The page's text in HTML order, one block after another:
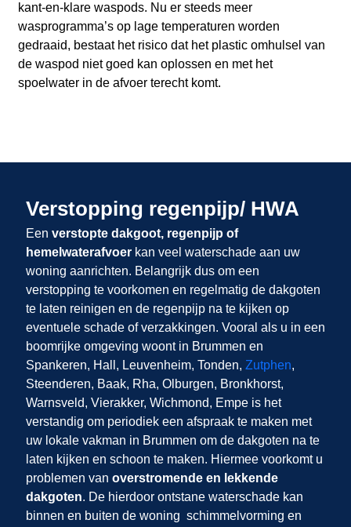
kant-en-klare waspods. Nu er steeds meer
wasprogramma’s op lage temperaturen worden
gedraaid, bestaat het risico dat het plastic omhulsel van
de waspod niet goed kan oplossen en met het
spoelwater in de afvoer terecht komt.
Verstopping regenpijp/ HWA
Een verstopte dakgoot, regenpijp of
hemelwaterafvoerkan veel waterschade aan uw
woning aanrichten. Belangrijk dus om een
verstopping te voorkomen en regelmatig de dakgoten
te laten reinigen en de regenpijp na te kijken op
eventuele schade of verzakkingen. Vooral als u in een
boomrijke omgeving woont in Brummen en
Spankeren, Hall, Leuvenheim, Tonden, Zutphen,
Steenderen, Baak, Rha, Olburgen, Bronkhorst,
Warnsveld, Vierakker, Wichmond, Empe is het
verstandig om periodiek een afspraak te maken met
uw lokale vakman in Brummen om de dakgoten na te
laten kijken en schoon te maken. Hiermee voorkomt u
problemen van overstromende en lekkende
dakgoten. De hierdoor ontstane waterschade kan
binnen en buiten de woning schimmelvorming en